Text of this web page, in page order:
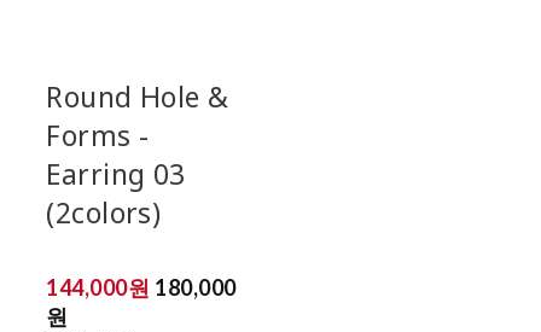
Round Hole &
Forms -
Earring 03
(2colors)
144,000원 180,000
원